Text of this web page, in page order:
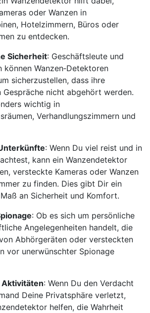
oder Wanzen in
Hotelzimmern, Büros oder
zu entdecken.
Sicherheit: Geschäftsleute und
können Wanzen‑Detektoren
sicherzustellen, dass ihre
Gespräche nicht abgehört werden.
wichtig in
Verhandlungszimmern und
: Wenn Du viel reist und in
kann ein Wanzendetektor
versteckte Kameras oder Wanzen
zu finden. Dies gibt Dir ein
an Sicherheit und Komfort.
: Ob es sich um persönliche
Angelegenheiten handelt, die
Abhörgeräten oder versteckten
vor unerwünschter Spionage
: Wenn Du den Verdacht
Deine Privatsphäre verletzt,
helfen, die Wahrheit